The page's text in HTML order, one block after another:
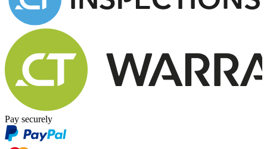
Pay securely